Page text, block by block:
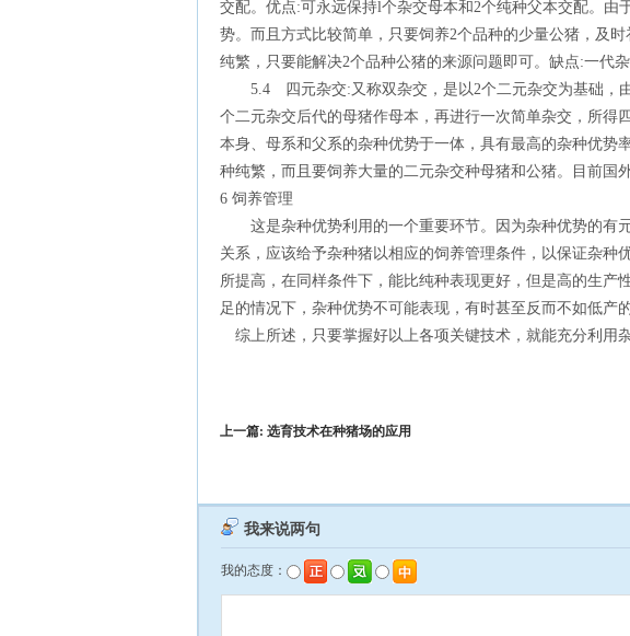
交配。优点:可永远保持l个杂交母本和2个纯种父本交配。由
势。而且方式比较简单，只要饲养2个品种的少量公猪，及
纯繁，只要能解决2个品种公猪的来源问题即可。缺点:一代
5.4 四元杂交:又称双杂交，是以2个二元杂交为基础，
个二元杂交后代的母猪作母本，再进行一次简单杂交，所得
本身、母系和父系的杂种优势于一体，具有最高的杂种优势
种纯繁，而且要饲养大量的二元杂交种母猪和公猪。目前国
6 饲养管理
这是杂种优势利用的一个重要环节。因为杂种优势的有
关系，应该给予杂种猪以相应的饲养管理条件，以保证杂种
所提高，在同样条件下，能比纯种表现更好，但是高的生产
足的情况下，杂种优势不可能表现，有时甚至反而不如低产的
综上所述，只要掌握好以上各项关键技术，就能充分利用
上一篇: 选育技术在种猪场的应用